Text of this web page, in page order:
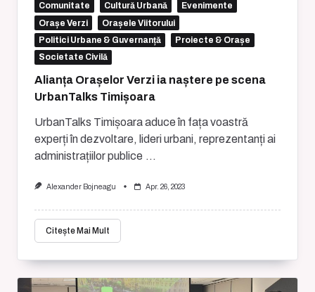
Comunitate Cultură Urbană
Evenimente
Orașe Verzi
Orașele Viitorului
Politici Urbane & Guvernanță
Proiecte & Orașe
Societate Civilă
Alianța Orașelor Verzi ia naștere pe scena
UrbanTalks Timișoara
UrbanTalks Timișoara aduce în fața voastră
experți în dezvoltare, lideri urbani, reprezentanți ai
administrațiilor publice ...
Alexander Bojneagu Apr. 26, 2023
Citește Mai Mult